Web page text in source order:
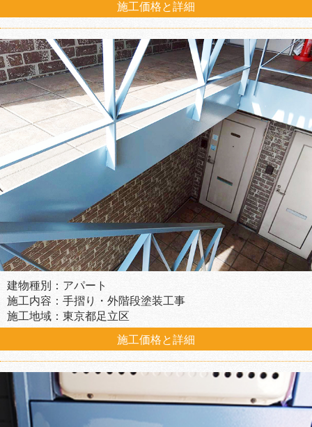
施工価格と詳細
建物種別：アパート
施工内容：手摺り・外階段塗装工事
施工地域：東京都足立区
施工価格と詳細